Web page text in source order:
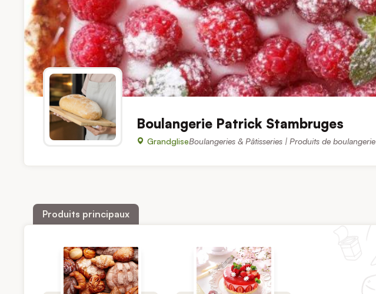
Boulangerie Patrick Stambruges
GrandgliseBoulangeries & Pâtisseries | Produits de boulangerie
Produits principaux